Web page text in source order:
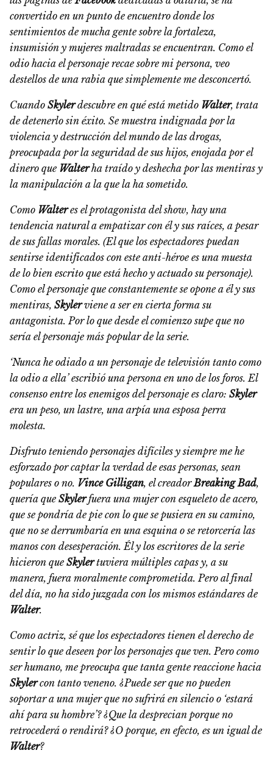
convertido en un punto de encuentro donde los
sentimientos de mucha gente sobre la fortaleza,
insumisión y mujeres maltradas se encuentran. Como el
odio hacia el personaje recae sobre mi persona, veo
destellos de una rabia que simplemente me desconcertó.
Cuando Skylerdescubre en qué está metido Walter, trata
de detenerlo sin éxito. Se muestra indignada por la
violencia y destrucción del mundo de las drogas,
preocupada por la seguridad de sus hijos, enojada por el
dinero que Walterha traído y deshecha por las mentiras y
la manipulación a la que la ha sometido.
Como Walteres el protagonista del show, hay una
tendencia natural a empatizar con él y sus raíces, a pesar
de sus fallas morales. (El que los espectadores puedan
sentirse identificados con este anti-héroe es una muesta
de lo bien escrito que está hecho y actuado su personaje).
Como el personaje que constantemente se opone a él y sus
mentiras, Skylerviene a ser en cierta forma su
antagonista. Por lo que desde el comienzo supe que no
sería el personaje más popular de la serie.
‘Nunca he odiado a un personaje de televisión tanto como
la odio a ella’ escribió una persona en uno de los foros. El
consenso entre los enemigos del personaje es claro: Skyler
era un peso, un lastre, una arpía una esposa perra
molesta.
Disfruto teniendo personajes difíciles y siempre me he
esforzado por captar la verdad de esas personas, sean
populares o no. Vince Gilligan, el creadorBreaking Bad,
quería que Skylerfuera una mujer con esqueleto de acero,
que se pondría de pie con lo que se pusiera en su camino,
que no se derrumbaría en una esquina o se retorcería las
manos con desesperación. Él y los escritores de la serie
hicieron que Skylertuviera múltiples capas y, a su
manera, fuera moralmente comprometida. Pero al final
del día, no ha sido juzgada con los mismos estándares de
Walter.
Como actriz, sé que los espectadores tienen el derecho de
sentir lo que deseen por los personajes que ven. Pero como
ser humano, me preocupa que tanta gente reaccione hacia
Skylercon tanto veneno. ¿Puede ser que no pueden
soportar a una mujer que no sufrirá en silencio o ‘estará
ahí para su hombre’? ¿Que la desprecian porque no
retrocederá o rendirá? ¿O porque, en efecto, es un igual de
Walter?